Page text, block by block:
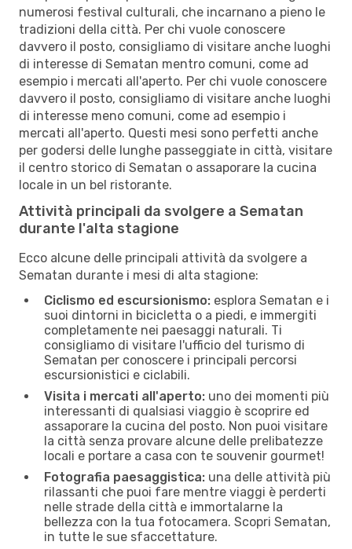
numerosi festival culturali, che incarnano a pieno le
tradizioni della città. Per chi vuole conoscere
davvero il posto, consigliamo di visitare anche luoghi
di interesse di Sematan mentro comuni, come ad
esempio i mercati all'aperto. Per chi vuole conoscere
davvero il posto, consigliamo di visitare anche luoghi
di interesse meno comuni, come ad esempio i
mercati all'aperto. Questi mesi sono perfetti anche
per godersi delle lunghe passeggiate in città, visitare
il centro storico di Sematan o assaporare la cucina
locale in un bel ristorante.
Attività principali da svolgere a Sematan
durante l'alta stagione
Ecco alcune delle principali attività da svolgere a
Sematan durante i mesi di alta stagione:
Ciclismo ed escursionismo: esplora Sematan e i
suoi dintorni in bicicletta o a piedi, e immergiti
completamente nei paesaggi naturali. Ti
consigliamo di visitare l'ufficio del turismo di
Sematan per conoscere i principali percorsi
escursionistici e ciclabili.
Visita i mercati all'aperto: uno dei momenti più
interessanti di qualsiasi viaggio è scoprire ed
assaporare la cucina del posto. Non puoi visitare
la città senza provare alcune delle prelibatezze
locali e portare a casa con te souvenir gourmet!
Fotografia paesaggistica: una delle attività più
rilassanti che puoi fare mentre viaggi è perderti
nelle strade della città e immortalarne la
bellezza con la tua fotocamera. Scopri Sematan,
in tutte le sue sfaccettature.